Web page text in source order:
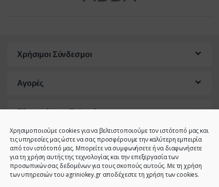
Χρησιμοποιούμε cookies για να βελτιστοποιούμε τον ιστότοπό μας και
τις υπηρεσίες μας ώστε να σας προσφέρουμε την καλύτερη εμπειρία
από τον ιστότοπό μας. Μπορείτε να συμφωνήσετε ή να διαφωνήσετε
για τη χρήση αυτής της τεχνολογίας και την επεξεργασία των
προσωπικών σας δεδομένων για τους σκοπούς αυτούς. Με τη χρήση
των υπηρεσιών του agriniokey.gr αποδέχεστε τη χρήση των cookies.
Χρήσιμοι Σύνδεσμοι
Αγορές
Εξυπηρέτηση Πελατών
Έχετε κάποια ερώτηση;